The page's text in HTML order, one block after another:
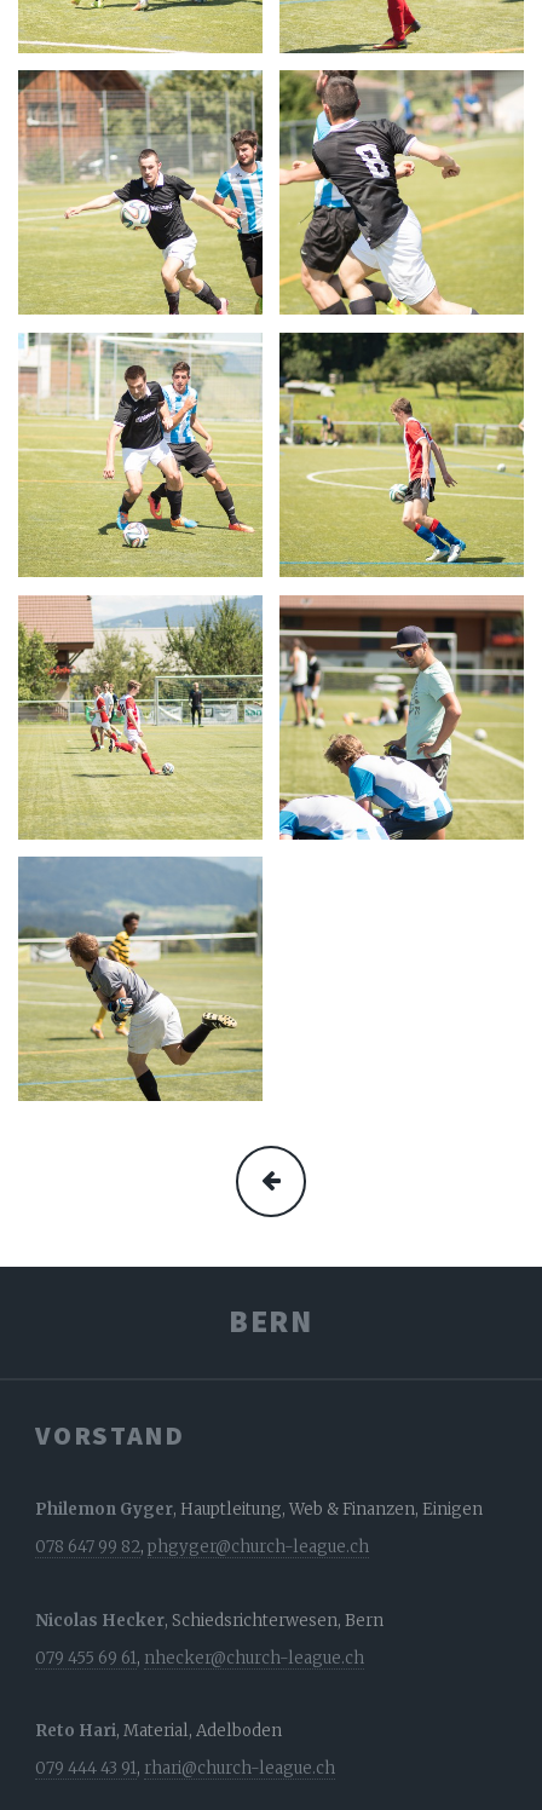
BERN
VORSTAND
Philemon Gyger, Hauptleitung, Web & Finanzen, Einigen
078 647 99 82,phgyger@church-league.ch
Nicolas Hecker, Schiedsrichterwesen, Bern
079 455 69 61, nhecker@church-league.ch
Reto Hari, Material, Adelboden
079 444 43 91, rhari@church-league.ch